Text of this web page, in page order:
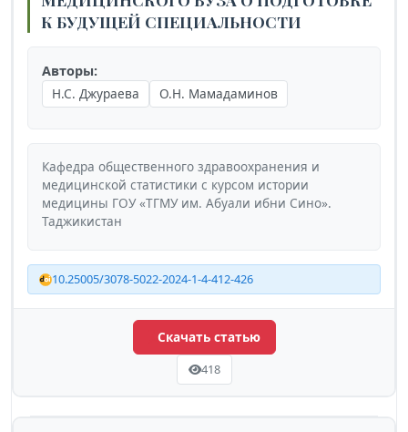
К БУДУЩЕЙ СПЕЦИАЛЬНОСТИ
Авторы:
Н.С. Джураева
О.Н. Мамадаминов
Кафедра общественного здравоохранения и
медицинской статистики с курсом истории
медицины ГОУ «ТГМУ им. Абуали ибни Сино».
Таджикистан
10.25005/3078-5022-2024-1-4-412-426
Скачать статью
418